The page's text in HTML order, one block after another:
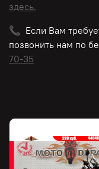
здесь.
📞 Если Вам
позвонить нам по
70-35